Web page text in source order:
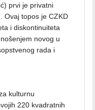
prvi je privatni
Ovaj topos je CZKD
i diskontinuiteta
novog u
rada i
kulturnu
220 kvadratnih